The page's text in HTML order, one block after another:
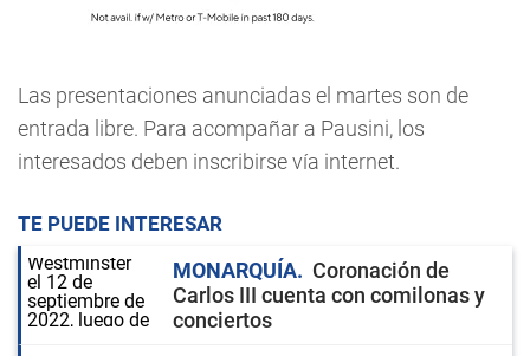
Las presentaciones anunciadas el martes son de
entrada libre. Para acompañar a Pausini, los
interesados deben inscribirse vía internet.
TE PUEDE INTERESAR
MONARQUÍA
Coronación de
Carlos III cuenta con comilonas y
conciertos